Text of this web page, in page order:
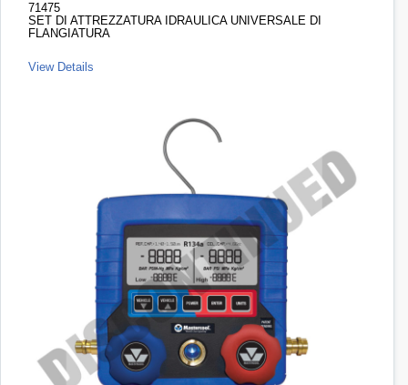
71475
SET DI ATTREZZATURA IDRAULICA UNIVERSALE DI
FLANGIATURA
View Details